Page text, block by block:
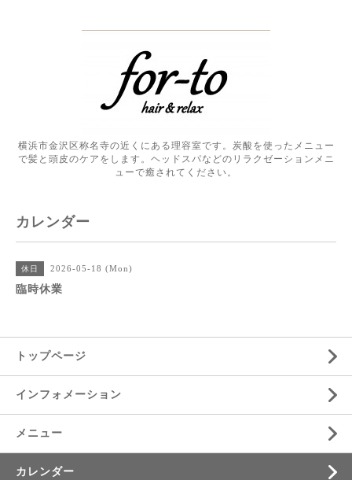
横浜市金沢区称名寺の近くにある理容室です。炭酸を使ったメニュー
で髪と頭皮のケアをします。ヘッドスパなどのリラクゼーションメニ
ューで癒されてください。
カレンダー
休日 2026-05-18 (Mon)
臨時休業
トップページ
インフォメーション
メニュー
カレンダー